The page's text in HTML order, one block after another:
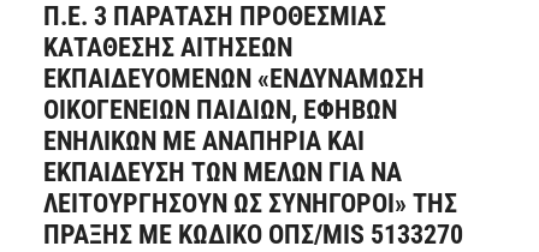
Π.Ε. 3 ΠΑΡΑΤΑΣΗ ΠΡΟΘΕΣΜΙΑΣ
ΚΑΤΑΘΕΣΗΣ ΑΙΤΗΣΕΩΝ
ΕΚΠΑΙΔΕΥΟΜΕΝΩΝ «ΕΝΔΥΝΑΜΩΣΗ
ΟΙΚΟΓΕΝΕΙΩΝ ΠΑΙΔΙΩΝ, ΕΦΗΒΩΝ
ΕΝΗΛΙΚΩΝ ΜΕ ΑΝΑΠΗΡΙΑ ΚΑΙ
ΕΚΠΑΙΔΕΥΣΗ ΤΩΝ ΜΕΛΩΝ ΓΙΑ ΝΑ
ΛΕΙΤΟΥΡΓΗΣΟΥΝ ΩΣ ΣΥΝΗΓΟΡΟΙ» ΤΗΣ
ΠΡΑΞΗΣ ΜΕ ΚΩΔΙΚΟ ΟΠΣ/MIS 5133270